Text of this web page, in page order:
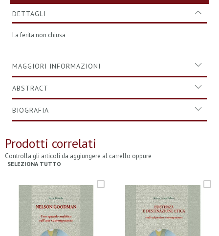
DETTAGLI
La ferita non chiusa
MAGGIORI INFORMAZIONI
ABSTRACT
BIOGRAFIA
Prodotti correlati
Controlla gli articoli da aggiungere al carrello oppure
SELEZIONA TUTTO